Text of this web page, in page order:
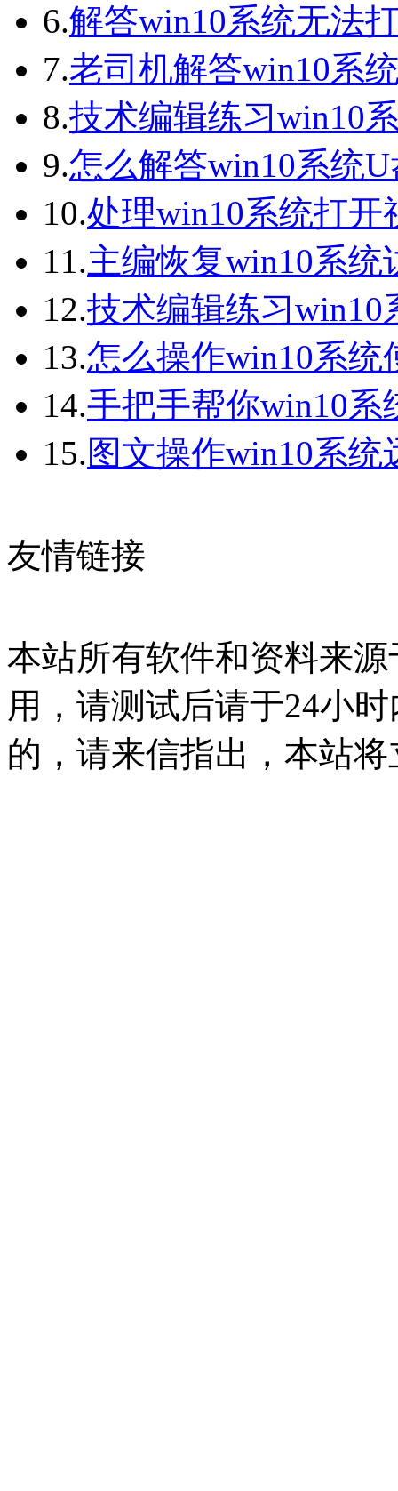
6.解答win10系统无法
7.老司机解答win10系
8.技术编辑练习win10
9.怎么解答win10系统
10.处理win10系统打
11.主编恢复win10系
12.技术编辑练习
13.怎么操作win10系
14.手把手帮你win10
15.图文操作win10系
友情链接
本站所有软件和资料来
用，请测试后请于24小
的，请来信指出，本站